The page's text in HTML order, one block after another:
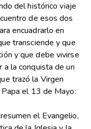
del histórico viaje
de esos dos
encuadrarlo en
transciende y que
y que debe vivirse
a la conquista de un
trazó la Virgen
el 13 de Mayo:
el Evangelio,